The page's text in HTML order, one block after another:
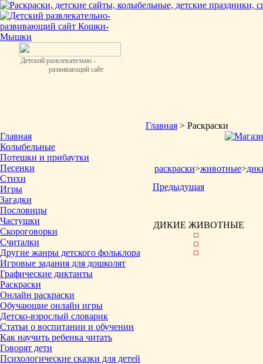
Детский развлекательно -
развивающий сайт
Главная
Колыбельные
Потешки и прибаутки
Песенки
Стихи
Игры
Загадки
Пословицы
Частушки
Скороговорки
Считалки
Другие жанры детского фольклора
Игровые задания для дошколят
Графические диктанты
Раскраски
Онлайн раскраски
Обучающие онлайн игры
Детско-взрослый словарик
Статьи о воспитании и обучении
Как научить ребенка читать
Говорят дети
Психологические сказки для детей
Главная > Раскраски
раскраски>животные>
Предыдущая
ДИКИЕ ЖИВОТНЫЕ